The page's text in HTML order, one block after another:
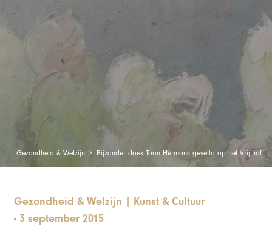
Gezondheid & Welzijn Bijzonder doek Toon Hermans geveild op het Vrijthof
Gezondheid & Welzijn
Kunst & Cultuur
-3 september 2015